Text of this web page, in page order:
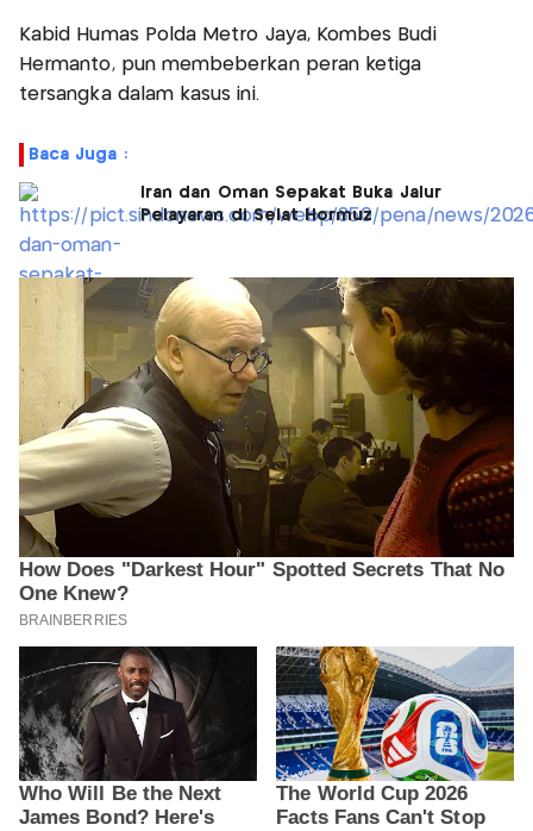
Kabid Humas Polda Metro Jaya, Kombes Budi
Hermanto, pun membeberkan peran ketiga
tersangka dalam kasus ini.
Baca Juga :
Iran dan Oman Sepakat Buka Jalur
Pelayaran di Selat Hormuz